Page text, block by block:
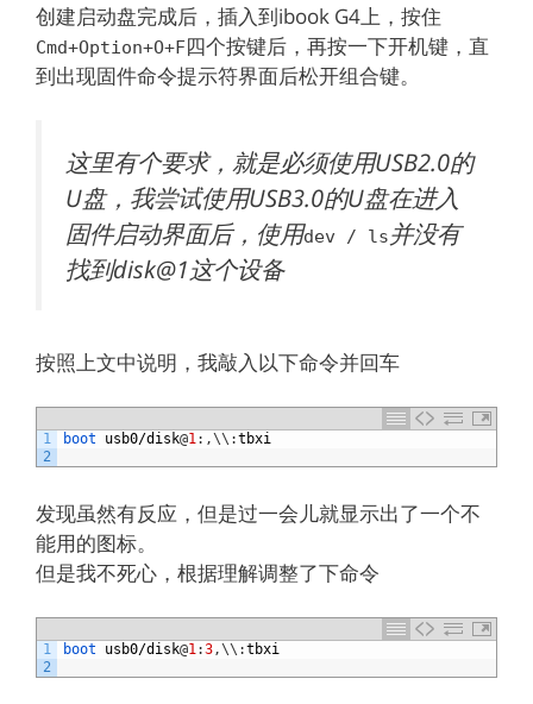
创建启动盘完成后，插入到ibook G4上，按住
Cmd+Option+O+F四个按键后，再按一下开机键，直
到出现固件命令提示符界面后松开组合键。
这里有个要求，就是必须使用USB2.0的
U盘，我尝试使用USB3.0的U盘在进入
固件启动界面后，使用dev / ls并没有
找到disk@1这个设备
按照上文中说明，我敲入以下命令并回车
1
2
boot usb0/disk@1: ,\\ :tbxi
发现虽然有反应，但是过一会儿就显示出了一个不
能用的图标。
但是我不死心，根据理解调整了下命令
1
2
boot usb0/disk@1:3,\\ :tbxi